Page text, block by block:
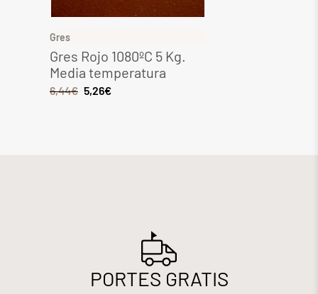
Gres
Gres Rojo 1080ºC 5 Kg.
Media temperatura
6,44€ 5,26€
PORTES GRATIS